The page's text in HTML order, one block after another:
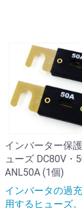
インバーター保
ューズ DC80V・
ANL50A (1個)
インバータの過
用するヒューズ